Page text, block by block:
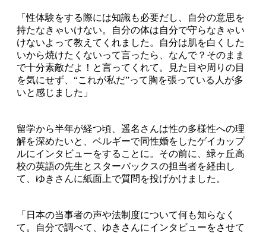
「性体験をする際には知識も必要だし、自分の意思を
持たなきゃいけない。自分の体は自分で守らなきゃい
けないよって教えてくれました。自分は肌を白くした
いから焼けたくないって言ったら、なんで？そのまま
で十分素敵だよ！と言ってくれて。見た目や周りの目
を気にせず、“これが私だ”って胸を張っている人が多
いと感じました」
留学から半年が経つ頃、遥名さんは性の多様性への理
解を深めたいと、ベルギーで同性婚をしたゲイカップ
ルにインタビューをすることに。その前に、緑ヶ丘高
校の英語の先生とスターバックスの担当者を経由し
て、ゆきさんに紙面上で質問を投げかけました。
「日本の当事者の声や法制度について何も知らなく
て。自分で調べて、ゆきさんにインタビューをさせて